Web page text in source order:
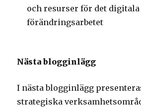
och resurser för det digitala
förändringsarbetet
Nästa blogginlägg
I nästa blogginlägg
strategiska